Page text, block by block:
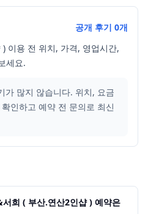
공개 후기 0개
이용 전 위치, 가격, 영업시간,
세요.
가 많지 않습니다. 위치, 요금
인하고 예약 전 문의로 최신
희 ( 부산.연산2인샵 ) 예약은